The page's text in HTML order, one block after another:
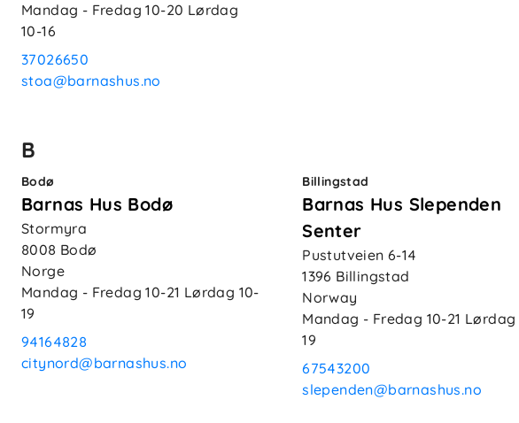
Mandag - Fredag10-20 Lørdag
10-16
37026650
stoa@barnashus.no
B
Bodø
Barnas Hus Bodø
Stormyra
8008 Bodø
Norge
Mandag - Fredag10-21 Lørdag 10-
19
94164828
citynord@barnashus.no
Billingstad
Barnas Hus Slependen
Senter
Pustutveien 6-14
1396 Billingstad
Norway
Mandag - Fredag 10-21 Lørdag
19
67543200
slependen@barnashus.no